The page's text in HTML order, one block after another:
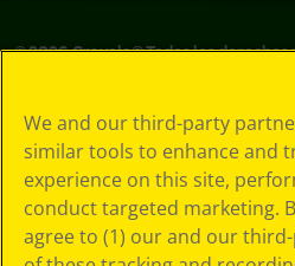
©2026Crayola® Todos los derechos
de privacidad
Política de
privacidad
Términos de SMS
GDPR
Aviso de
We and our third-party
similar tools to enhance and
experience on this site,
conduct targeted marketing.
agree to (1) our and our